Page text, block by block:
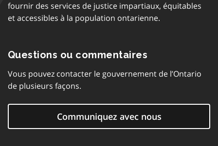
fournir des services de justice impartiaux, équitables
et accessibles à la population ontarienne.
Questions ou commentaires
Vous pouvez contacter le gouvernement de l’Ontario
de plusieurs façons.
Communiquez avec nous